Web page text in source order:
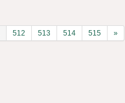
512 513 514 515 »